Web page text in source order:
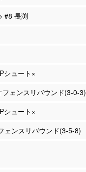
#8 長渕
シュート×
フェンスリバウンド(3-0-3)
シュート×
ェンスリバウンド(3-5-8)